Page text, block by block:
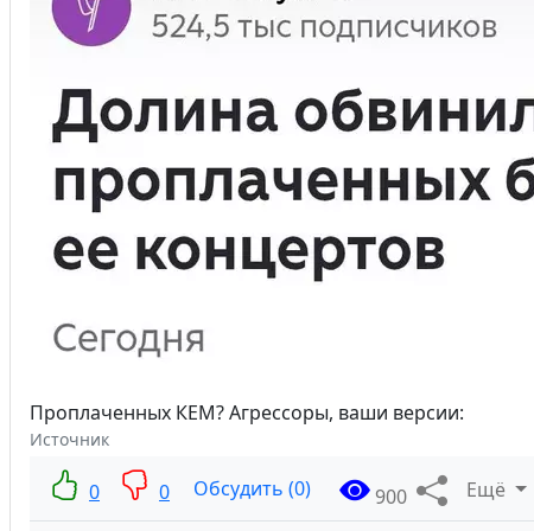
Проплаченных КЕМ? Агрессоры, ваши версии:
Источник
0 0 Обсудить (0) 900 Ещё